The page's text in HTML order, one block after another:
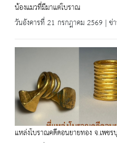
น้องแมวที่มีมาแต่โบราณ
วันอังคารที่ 21 กรกฎาคม 2569 | ข่
แหล่งโบราณคดีดอนยายทอง จ.เพช